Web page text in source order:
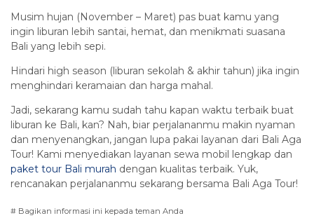
Musim hujan (November – Maret) pas buat kamu yang
ingin liburan lebih santai, hemat, dan menikmati suasana
Bali yang lebih sepi.
Hindari high season (liburan sekolah & akhir tahun) jika ingin
menghindari keramaian dan harga mahal.
Jadi, sekarang kamu sudah tahu kapan waktu terbaik buat
liburan ke Bali, kan? Nah, biar perjalananmu makin nyaman
dan menyenangkan, jangan lupa pakai layanan dari Bali Aga
Tour! Kami menyediakan layanan sewa mobil lengkap dan
paket tour Bali murah dengan kualitas terbaik. Yuk,
rencanakan perjalananmu sekarang bersama Bali Aga Tour!
# Bagikan informasi ini kepada teman Anda